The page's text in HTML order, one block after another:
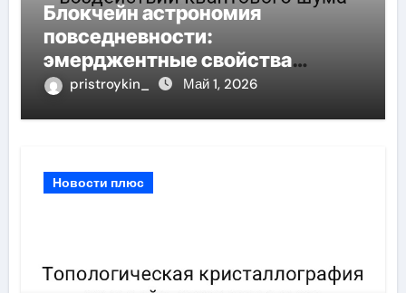
Блокчейн астрономия
повседневности:
эмерджентные свойства
личного пространства при
pristroykin_ Май 1, 2026
Новости плюс